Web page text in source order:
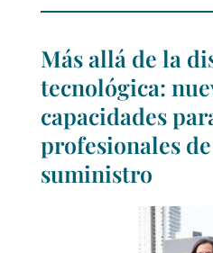
Más allá de la
tecnológica:
capacidades
profesionales
suministro